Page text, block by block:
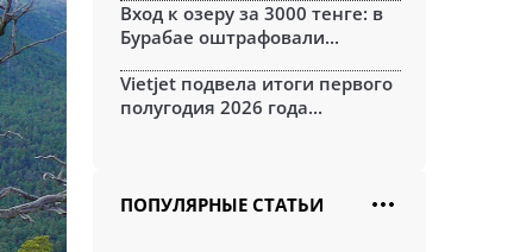
Вход к озеру за 3000 тенге: в
Бурабае оштрафовали...
Vietjet подвела итоги первого
полугодия 2026 года...
ПОПУЛЯРНЫЕ СТАТЬИ